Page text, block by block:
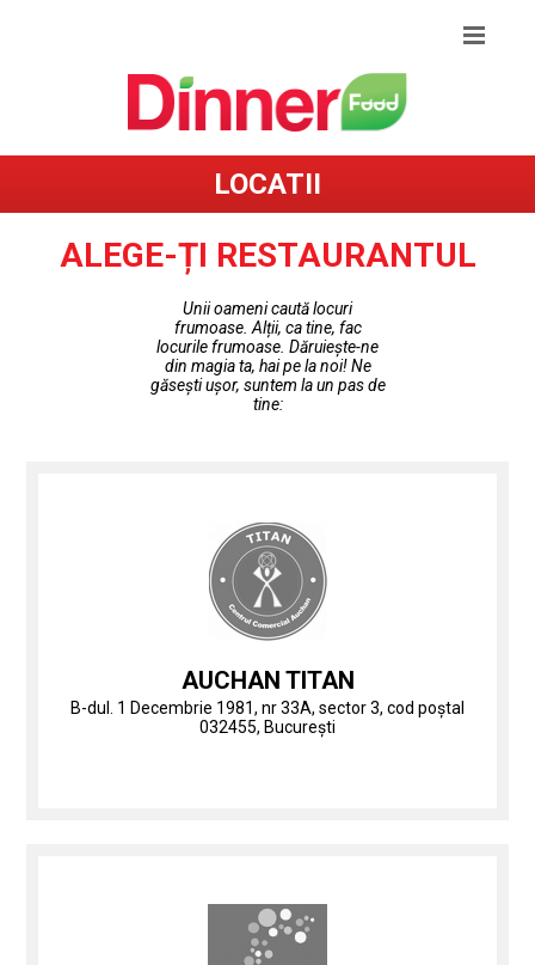
LOCATII
ALEGE-ȚI RESTAURANTUL
Unii oameni caută locuri
frumoase. Alții, ca tine, fac
locurile frumoase. Dăruiește-ne
din magia ta, hai pe la noi! Ne
găsești ușor, suntem la un pas de
tine:
AUCHAN TITAN
B-dul. 1 Decembrie 1981, nr 33A, sector 3, cod poștal
032455, București